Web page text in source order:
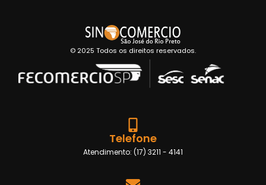
© 2025 Todos os direitos reservados.
Telefone
Atendimento: (17) 3211 - 4141